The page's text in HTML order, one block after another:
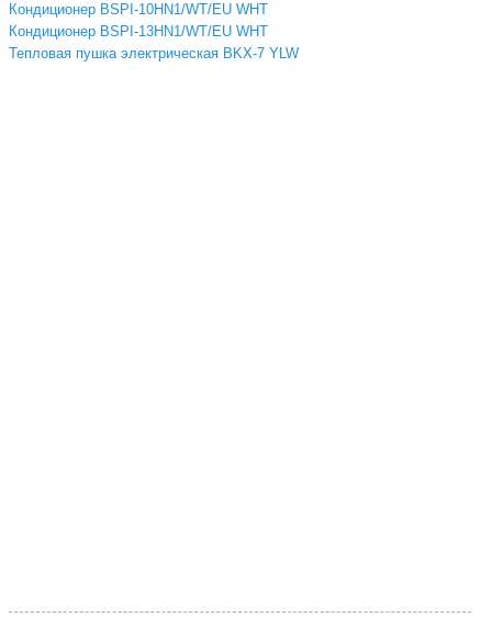
Кондиционер BSPI-10HN1/WT/EU WHT
Кондиционер BSPI-13HN1/WT/EU WHT
Тепловая пушка электрическая BKX-7 YLW